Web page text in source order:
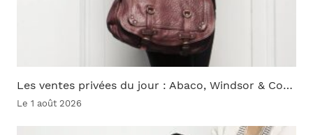
Les ventes privées du jour : Abaco, Windsor & Co…
Le 1 août 2026